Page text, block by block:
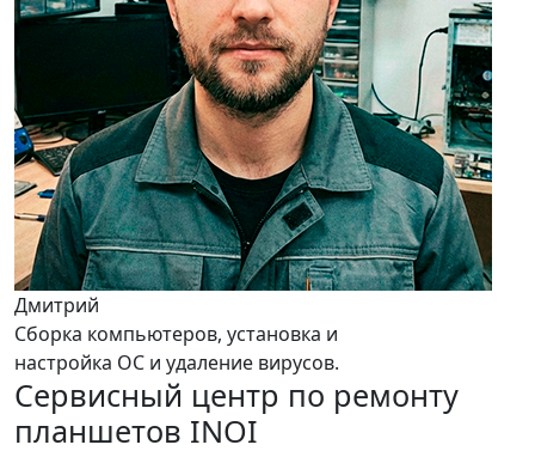
Дмитрий
Сборка компьютеров, установка и
настройка ОС и удаление вирусов.
Сервисный центр по ремонту
планшетов INOI